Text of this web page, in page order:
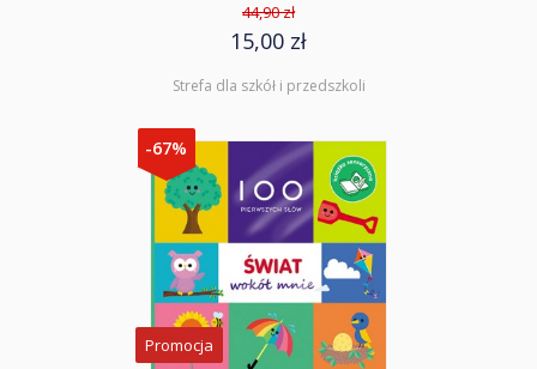
44,90 zł
15,00 zł
Strefa dla szkół i przedszkoli
-67%
Promocja